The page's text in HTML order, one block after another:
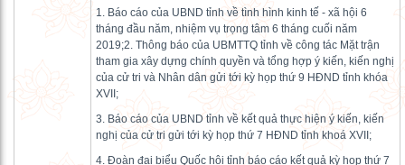
1. Báo cáo của UBND tỉnh về tình hình kinh tế - xã hội 6
tháng đầu năm, nhiệm vụ trọng tâm 6 tháng cuối năm
2019;2. Thông báo của UBMTTQ tỉnh về công tác Mặt trận
tham gia xây dựng chính quyền và tổng hợp ý kiến, kiến nghị
của cử tri và Nhân dân gửi tới kỳ họp thứ 9 HĐND tỉnh khóa
XVII;
3. Báo cáo của UBND tỉnh về kết quả thực hiện ý kiến, kiến
nghị của cử tri gửi tới kỳ họp thứ 7 HĐND tỉnh khoá XVII;
4. Đoàn đại biểu Quốc hội tỉnh báo cáo kết quả kỳ họp thứ 7